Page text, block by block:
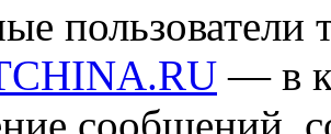
пользователи
— в
сообщений,